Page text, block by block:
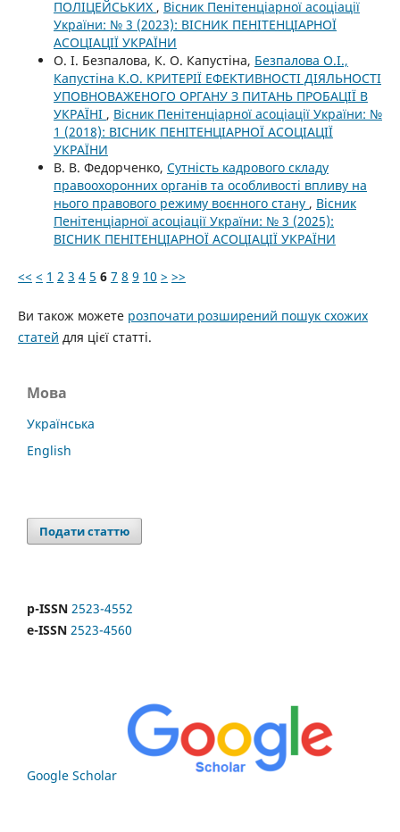
ПОЛІЦЕЙСЬКИХ , Вісник Пенітенціарної асоціації
України: № 3 (2023): ВІСНИК ПЕНІТЕНЦІАРНОЇ
АСОЦІАЦІЇ УКРАЇНИ
О. І. Безпалова, К. О. Капустіна, Безпалова О.І.,
Капустіна К.О. КРИТЕРІЇ ЕФЕКТИВНОСТІ ДІЯЛЬНОСТІ
УПОВНОВАЖЕНОГО ОРГАНУ З ПИТАНЬ ПРОБАЦІЇ В
УКРАЇНІ , Вісник Пенітенціарної асоціації України: №
1 (2018): ВІСНИК ПЕНІТЕНЦІАРНОЇ АСОЦІАЦІЇ
УКРАЇНИ
В. В. Федорченко, Сутність кадрового складу
правоохоронних органів та особливості впливу на
нього правового режиму воєнного стану , Вісник
Пенітенціарної асоціації України: № 3 (2025):
ВІСНИК ПЕНІТЕНЦІАРНОЇ АСОЦІАЦІЇ УКРАЇНИ
<< < 1 2 3 4 5 6 7 8 9 10 > >>
Ви також можете розпочати розширений пошук схожих
статей для цієї статті.
Мова
Українська
English
Подати статтю
p-ISSN 2523-4552
e-ISSN 2523-4560
Google Scholar